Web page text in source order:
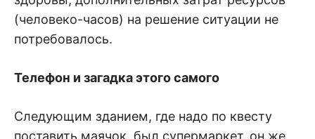
(человеко-часов) на решение ситуации не
потребовалось.
Телефон и загадка этого самого
Следующим зданием, где надо по квесту
поставить маячок, был супермаркет, он же